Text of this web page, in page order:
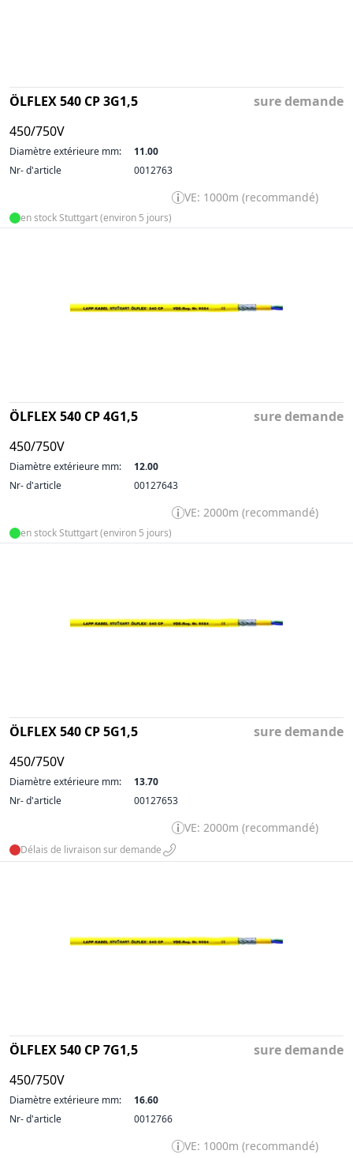
ÖLFLEX 540 CP 3G1,5
450/750V
sure demande
Diamètre extérieure mm:
11.00
Nr- d'article
0012763
VE: 1000m (recommandé)
en stock Stuttgart (environ 5 jours)
ÖLFLEX 540 CP 4G1,5
450/750V
sure demande
Diamètre extérieure mm:
12.00
Nr- d'article
00127643
VE: 2000m (recommandé)
en stock Stuttgart (environ 5 jours)
ÖLFLEX 540 CP 5G1,5
450/750V
sure demande
Diamètre extérieure mm:
13.70
Nr- d'article
00127653
VE: 2000m (recommandé)
Délais de livraison sur demande
ÖLFLEX 540 CP 7G1,5
450/750V
sure demande
Diamètre extérieure mm:
16.60
Nr- d'article
0012766
VE: 1000m (recommandé)